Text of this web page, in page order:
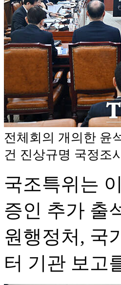
전체회의 개의한 윤
건 진상규명 국정조
국조특위는
증인 추가 출
원행정처, 국
터 기관 보고